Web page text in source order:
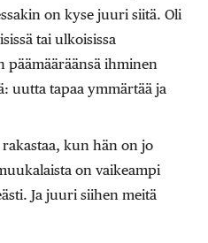
on kyse juuri siitä. Oli
tai ulkoisissa
päämääräänsä ihminen
uutta tapaa ymmärtää ja
kun hän on jo
on vaikeampi
Ja juuri siihen meitä